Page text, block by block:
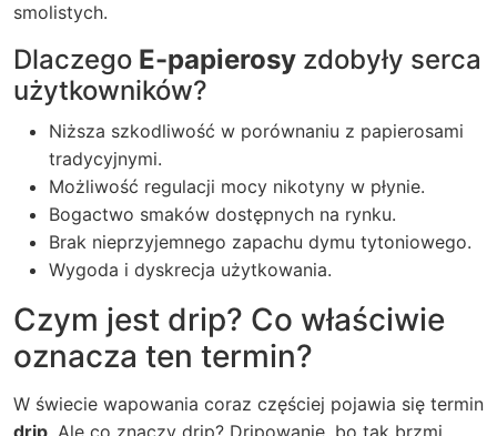
smolistych.
Dlaczego E-papierosy zdobyły serca
użytkowników?
Niższa szkodliwość w porównaniu z papierosami
tradycyjnymi.
Możliwość regulacji mocy nikotyny w płynie.
Bogactwo smaków dostępnych na rynku.
Brak nieprzyjemnego zapachu dymu tytoniowego.
Wygoda i dyskrecja użytkowania.
Czym jest drip? Co właściwie
oznacza ten termin?
W świecie wapowania coraz częściej pojawia się termin
drip . Ale co znaczy drip? Dripowanie, bo tak brzmi